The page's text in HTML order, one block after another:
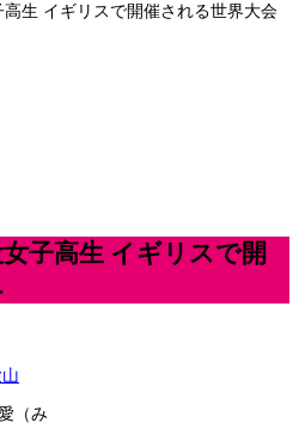
生 イギリスで開催される世界大会
子高生 イギリスで開